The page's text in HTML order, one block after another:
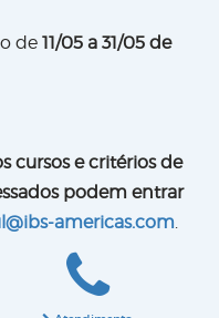
de 11/05 a 31/05 de
cursos e critérios de
podem entrar
americas.com.